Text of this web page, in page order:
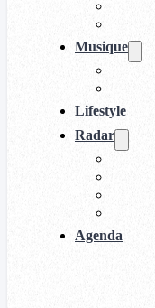
Musique
Lifestyle
Radar
Agenda